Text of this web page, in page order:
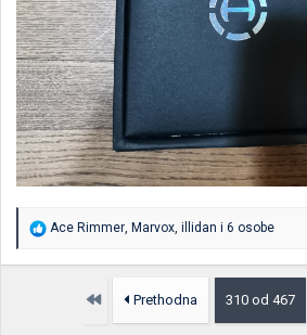
R
Ace Rimmer Marvox illidan i 6 osobe
Prvo Prethodna 310 od 467